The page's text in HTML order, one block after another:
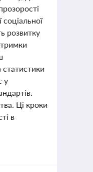
розвитку
у
Ці кроки
в